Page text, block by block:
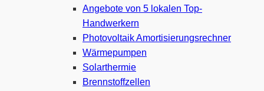
Angebote von 5 lokalen Top-
Handwerkern
Photovoltaik Amortisierungsrechner
Wärmepumpen
Solarthermie
Brennstoffzellen